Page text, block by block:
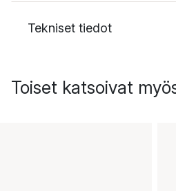
Tekniset tiedot
Toiset katsoivat